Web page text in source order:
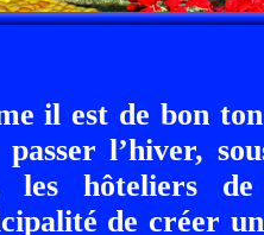
il est de bon
l’hiver,
les hôteliers
de créer